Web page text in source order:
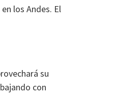
los Andes. El
su
con